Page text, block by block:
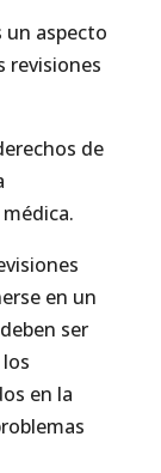
un aspecto
revisiones
de
en un
ser
en la